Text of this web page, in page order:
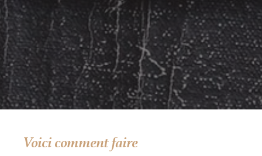
Voici comment faire